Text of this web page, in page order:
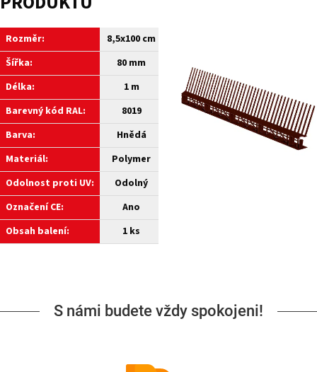
Rozměr:
8,5x100 cm
Šířka:
80 mm
Délka:
1 m
Barevný kód RAL:
8019
Barva:
Hnědá
Materiál:
Polymer
Odolnost proti UV:
Odolný
Označení CE:
Ano
Obsah balení:
1 ks
S námi budete vždy spokojeni!